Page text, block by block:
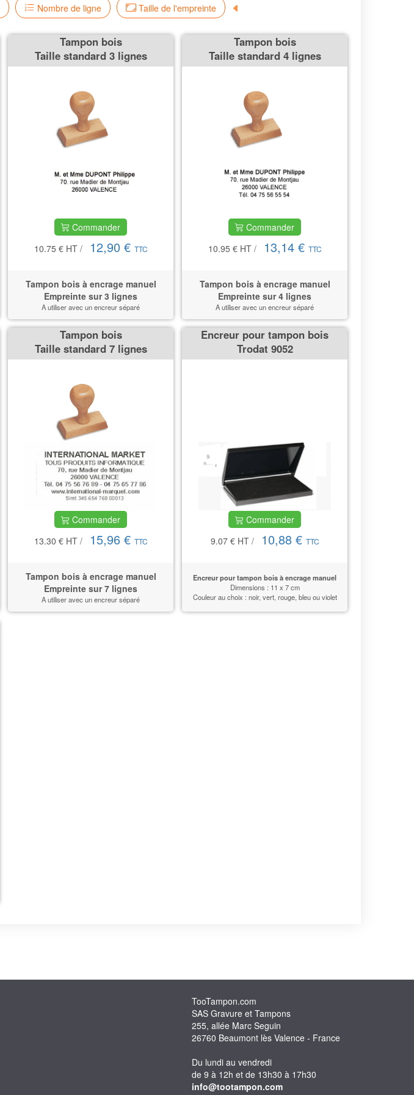
Nombre de ligne Taille de l'empreinte
Tampon bois
Taille standard 3 lignes
Commander
10.75 € HT/ 12,90 € TTC
Tampon bois à encrage manuel
Empreinte sur 3 lignes
A utiliser avec un encreur séparé
Tampon bois
Taille standard 4 lignes
Commander
10.95 € HT/ 13,14 € TTC
Tampon bois à encrage manuel
Empreinte sur 4 lignes
A utiliser avec un encreur séparé
Tampon bois
Taille standard 7 lignes
Commander
13.30 € HT/ 15,96 € TTC
Tampon bois à encrage manuel
Empreinte sur 7 lignes
A utiliser avec un encreur séparé
Encreur pour tampon bois
Trodat 9052
Commander
9.07 € HT/ 10,88 € TTC
Encreur pour tampon bois à encrage manuel
Dimensions : 11 x 7 cm
Couleur au choix : noir, vert, rouge, bleu ou violet
TooTampon.com
SAS Gravure et Tampons
255, allée Marc Seguin
26760 Beaumont lès Valence - France
Du lundi au vendredi
de 9 à 12h et de 13h30 à 17h30
info@tootampon.com